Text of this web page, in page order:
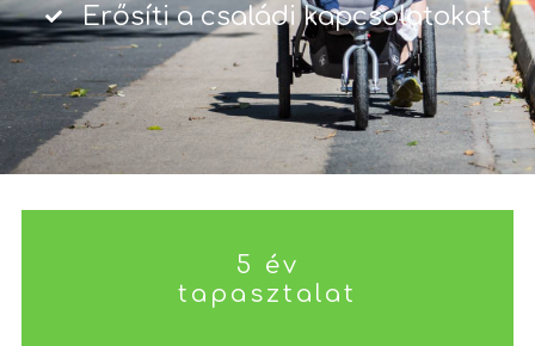
Erősíti a családi kapcsolatokat
5 év
tapasztalat